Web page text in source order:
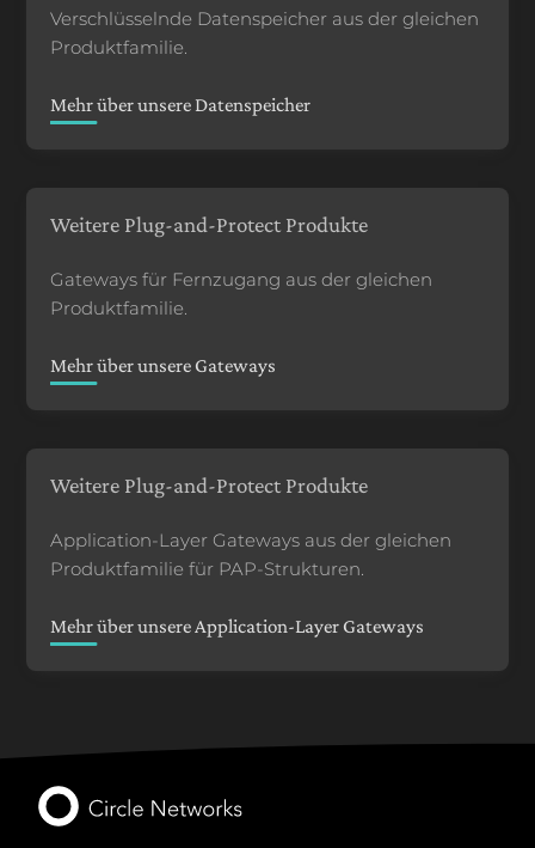
Verschlüsselnde Datenspeicher aus der gleichen
Produktfamilie.
Mehr über unsere Datenspeicher
Weitere Plug-and-Protect Produkte
Gateways für Fernzugang aus der gleichen
Produktfamilie.
Mehr über unsere Gateways
Weitere Plug-and-Protect Produkte
Application-Layer Gateways aus der gleichen
Produktfamilie für PAP-Strukturen.
Mehr über unsere Application-Layer Gateways